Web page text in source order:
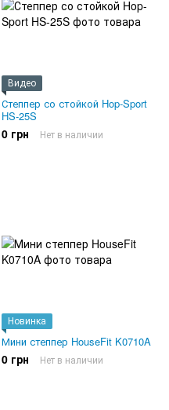
Видео
Степпер со стойкой Hop-Sport
HS-25S
0 грн Нет в наличии
Новинка
Мини степпер HouseFit K0710A
0 грн Нет в наличии